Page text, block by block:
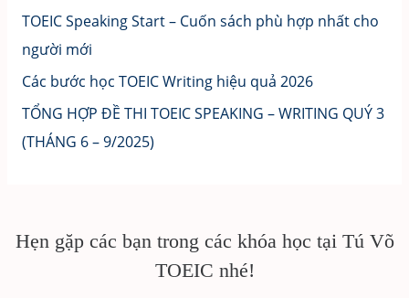
TOEIC Speaking Start – Cuốn sách phù hợp nhất cho
người mới
Các bước học TOEIC Writing hiệu quả 2026
TỔNG HỢP ĐỀ THI TOEIC SPEAKING – WRITING QUÝ 3
(THÁNG 6 – 9/2025)
Hẹn gặp các bạn trong các khóa học tại Tú Võ
TOEIC nhé!